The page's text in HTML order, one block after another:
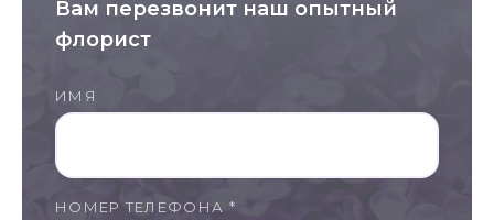
Вам перезвонит наш опытный
флорист
ИМЯ
НОМЕР ТЕЛЕФОНА *